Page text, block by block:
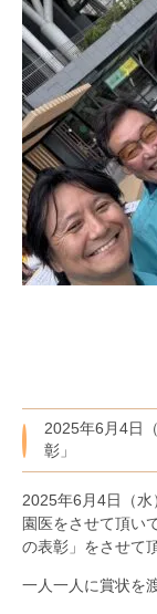
2025年6月4日
彰」
2025年6月4日（水
園医をさせて頂い
の表彰」をさせて
一人一人に賞状を